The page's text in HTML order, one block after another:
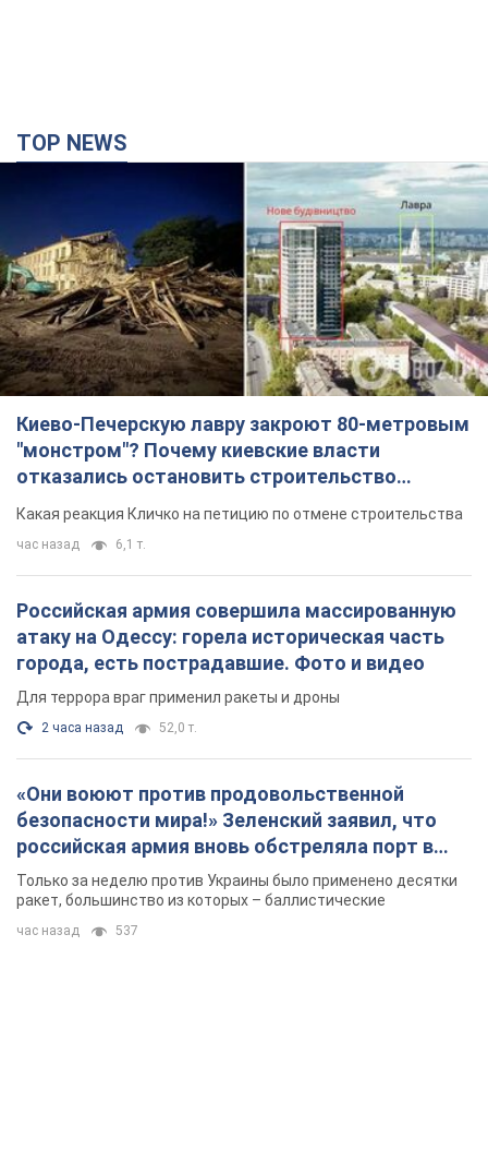
TOP NEWS
Киево-Печерскую лавру закроют 80-метровым
"монстром"? Почему киевские власти
отказались остановить строительство
небоскреба "московского верующего"
Какая реакция Кличко на петицию по отмене строительства
час назад 6,1 т.
Российская армия совершила массированную
атаку на Одессу: горела историческая часть
города, есть пострадавшие. Фото и видео
Для террора враг применил ракеты и дроны
2 часа назад 52,0 т.
«Они воюют против продовольственной
безопасности мира!» Зеленский заявил, что
российская армия вновь обстреляла порт в
Одессе
Только за неделю против Украины было применено десятки
ракет, большинство из которых – баллистические
час назад 537